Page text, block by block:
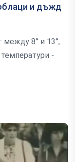
и дъжд
8° и 13°,
-